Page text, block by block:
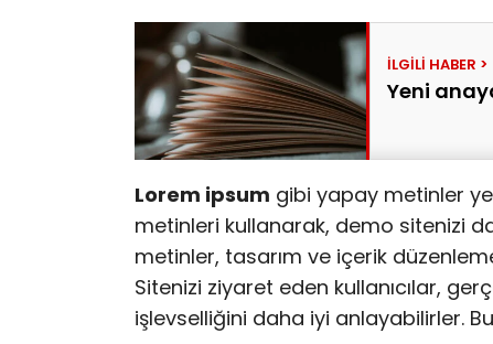
Yeni
Lorem ipsum gibi yapay metinler
metinleri kullanarak, demo sitenizi
metinler, tasarım ve içerik
Sitenizi ziyaret eden kullanıcılar,
işlevselliğini daha iyi anlayabilirler.